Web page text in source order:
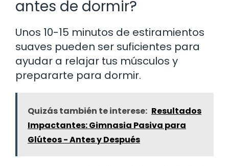
antes de dormir?
Unos 10-15 minutos de estiramientos
suaves pueden ser suficientes para
ayudar a relajar tus músculos y
prepararte para dormir.
Quizás también te interese: Resultados
Impactantes: Gimnasia Pasiva para
Glúteos - Antes y Después